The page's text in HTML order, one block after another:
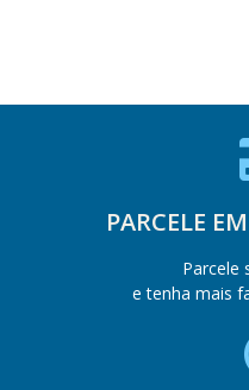
PARCELE
Parcele
e tenha mais